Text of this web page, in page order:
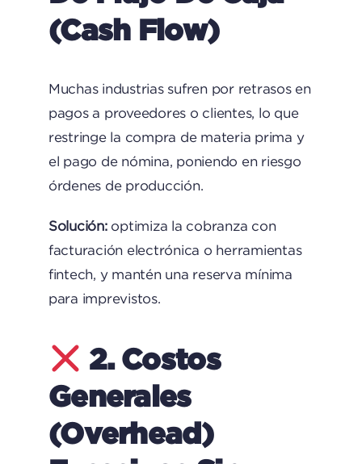
(cash Flow)
Muchas industrias sufren por retrasos en
pagos a proveedores o clientes, lo que
restringe la compra de materia prima y
el pago de nómina, poniendo en riesgo
órdenes de producción.
Solución:optimiza la cobranza con
facturación electrónica o herramientas
fintech, y mantén una reserva mínima
para imprevistos.
2. Costos
Generales
(overhead)